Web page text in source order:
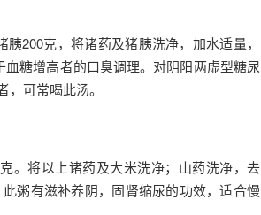
200克，将诸药及猪胰洗净，加水适量，
糖增高者的口臭调理。对阴阳两虚型糖尿
可常喝此汤。
。将以上诸药及大米洗净；山药洗净，去
粥有滋补养阴，固肾缩尿的功效，适合慢